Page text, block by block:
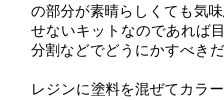
の部分が素晴らしくても気
せないキットなのであれば
分割などでどうにかすべき
レジンに塗料を混ぜてカラ